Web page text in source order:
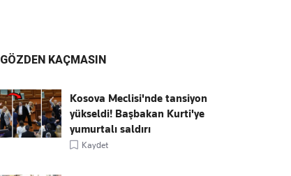
GÖZDEN KAÇMASIN
Kosova Meclisi'nde tansiyon
yükseldi! Başbakan Kurti'ye
yumurtalı saldırı
Kaydet